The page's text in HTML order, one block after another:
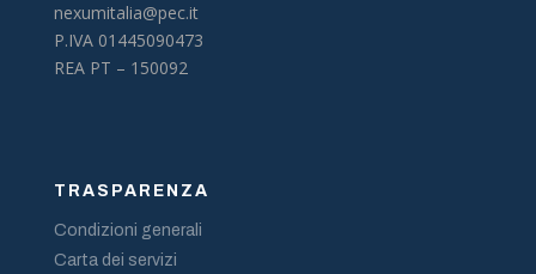
nexumitalia@pec.it
P.IVA 01445090473
REA PT – 150092
TRASPARENZA
Condizioni generali
Carta dei servizi